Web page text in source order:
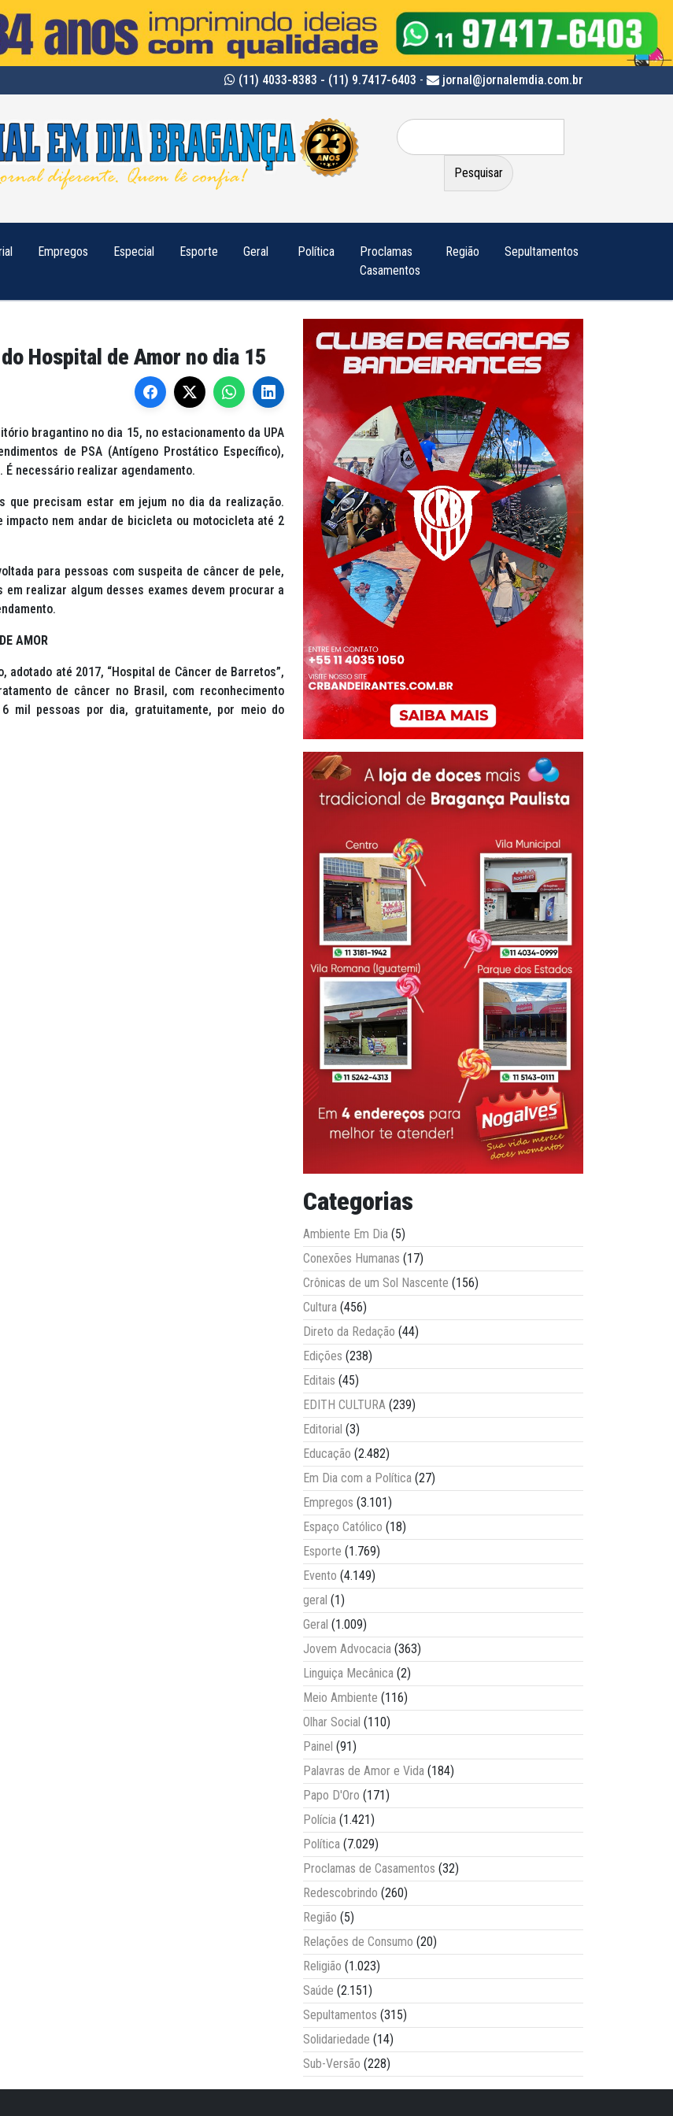
(11) 4033-8383 - (11) 9.7417-6403 - jornal@jornalemdia.com.br
Pesquisar
por:
Empregos Especial Esporte Geral Política
Proclamas
Casamentos
Região Sepultamentos
Hospital de Amor no dia 15
bragantino no dia 15, no estacionamento da UPA
de PSA (Antígeno Prostático Específico),
É necessário realizar agendamento.
que precisam estar em jejum no dia da realização.
nem andar de bicicleta ou motocicleta até 2
para pessoas com suspeita de câncer de pele,
realizar algum desses exames devem procurar a
AMOR
adotado até 2017, “Hospital de Câncer de Barretos”,
de câncer no Brasil, com reconhecimento
mil pessoas por dia, gratuitamente, por meio do
Categorias
Ambiente Em Dia (5)
Conexões Humanas (17)
Crônicas de um Sol Nascente (156)
Cultura (456)
Direto da Redação (44)
Edições (238)
Editais (45)
EDITH CULTURA (239)
Editorial (3)
Educação (2.482)
Em Dia com a Política (27)
Empregos (3.101)
Espaço Católico (18)
Esporte (1.769)
Evento (4.149)
geral (1)
Geral (1.009)
Jovem Advocacia (363)
Linguiça Mecânica (2)
Meio Ambiente (116)
Olhar Social (110)
Painel (91)
Palavras de Amor e Vida (184)
Papo D'Oro (171)
Polícia (1.421)
Política (7.029)
Proclamas de Casamentos (32)
Redescobrindo (260)
Região (5)
Relações de Consumo (20)
Religião (1.023)
Saúde (2.151)
Sepultamentos (315)
Solidariedade (14)
Sub-Versão (228)